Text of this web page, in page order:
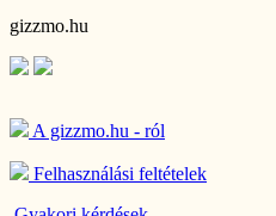
gizzmo.hu
A gizzmo.hu - ról
Felhasználási feltételek